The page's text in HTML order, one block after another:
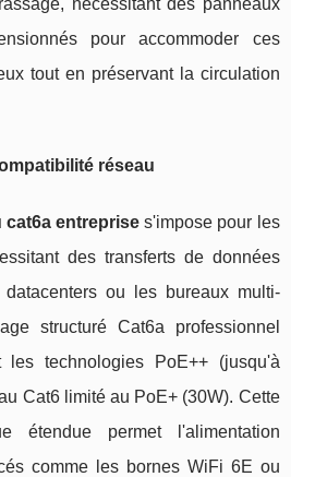
pour accommoder ces
tout en préservant la circulation
réseau
cat6a entreprise s'impose pour les
des transferts de données
ou les bureaux multi-
structuré Cat6a professionnel
les technologies PoE++ (jusqu'à
Cat6 limité au PoE+ (30W). Cette
étendue permet l'alimentation
comme les bornes WiFi 6E ou